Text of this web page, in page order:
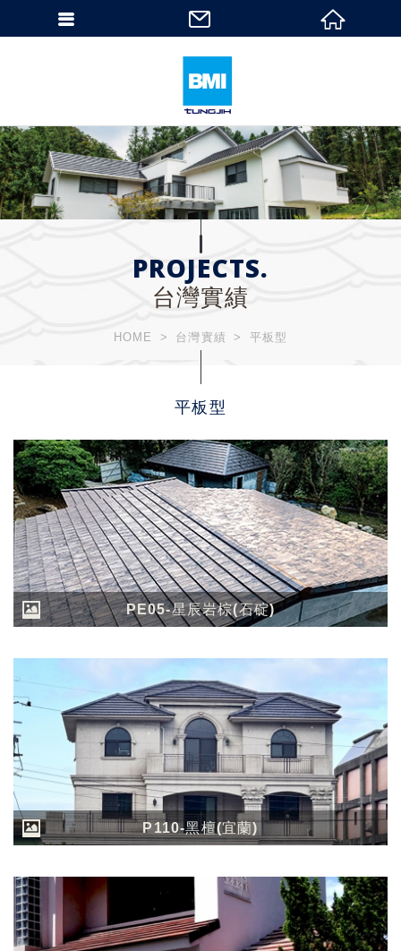
PROJECTS.
台灣實績
HOME 台灣實績 平板型
平板型
PE05-星辰岩棕(石碇)
P110-黑檀(宜蘭)